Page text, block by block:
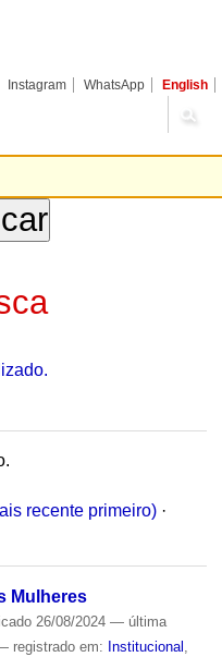
Instagram WhatsApp English
recente primeiro) ·
Mulheres
26/08/2024 — última
registrado em: Institucional